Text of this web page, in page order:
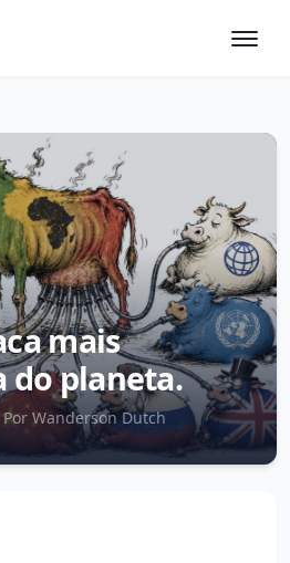
mais
do planeta.
Por Wanderson Dutch